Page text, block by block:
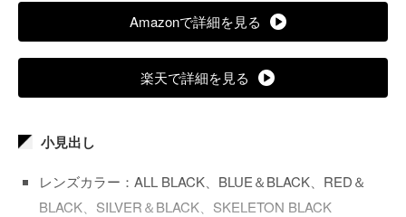
Amazonで詳細を見る
楽天で詳細を見る
小見出し
レンズカラー：ALL BLACK、BLUE＆BLACK、RED＆
BLACK、SILVER＆BLACK、SKELETON BLACK